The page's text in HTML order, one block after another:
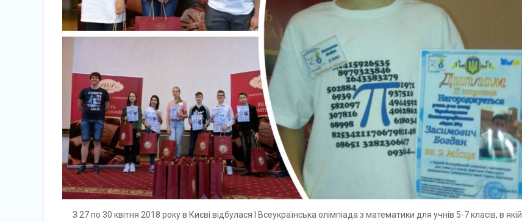
З 27 по 30 квітня 2018 року в Києві відбулася І Всеукраїнська олімпіада з математики для учнів 5-7 класів, в якій